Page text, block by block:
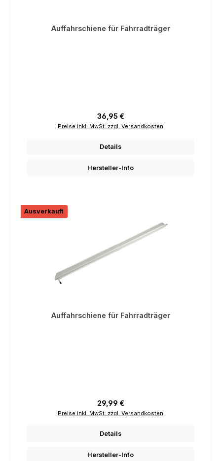
Auffahrschiene für Fahrradträger
Regulärer Preis:
36,95 €
Preise inkl. MwSt. zzgl. Versandkosten
Details
Hersteller-Info
Ausverkauft
Auffahrschiene für Fahrradträger
Regulärer Preis:
29,99 €
Preise inkl. MwSt. zzgl. Versandkosten
Details
Hersteller-Info